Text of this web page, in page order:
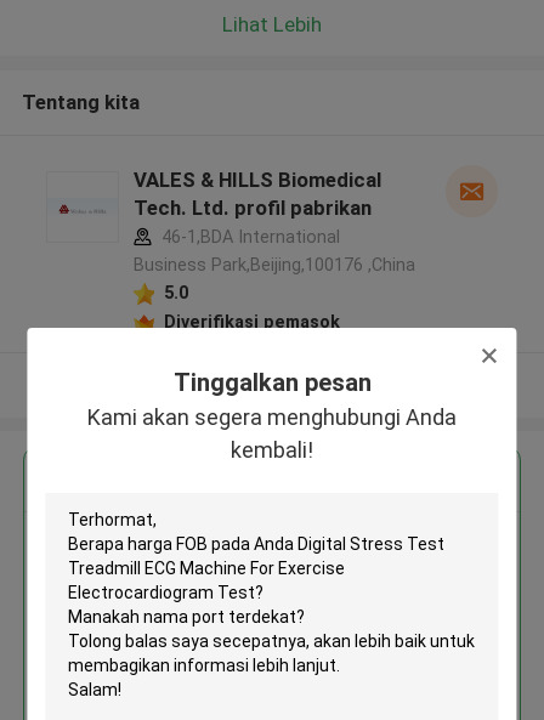
Tinggalkan pesan
Kami akan segera menghubungi Anda
kembali!
Lihat Lebih
Tentang kita
VALES & HILLS Biomedical
Tech. Ltd. profil pabrikan
46-1,BDA International
Business Park,Beijing,100176 ,China
5.0
Diverifikasi pemasok
Lihat Lebih
MOQ： 1box/boxes